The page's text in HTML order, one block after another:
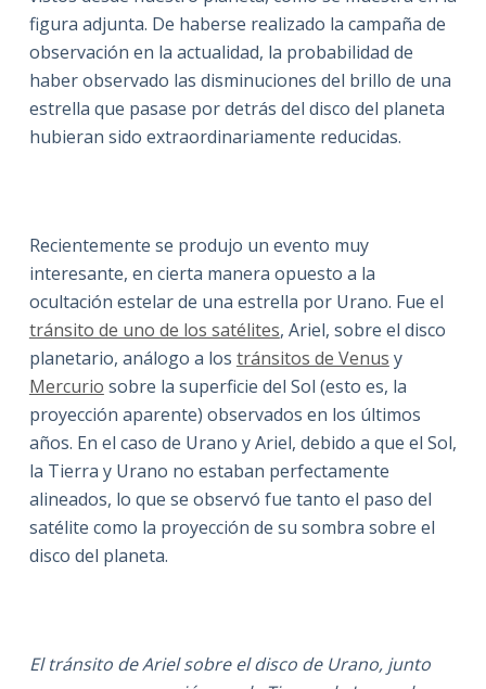
figura adjunta. De haberse realizado la campaña de
observación en la actualidad, la probabilidad de
haber observado las disminuciones del brillo de una
estrella que pasase por detrás del disco del planeta
hubieran sido extraordinariamente reducidas.
Recientemente se produjo un evento muy
interesante, en cierta manera opuesto a la
ocultación estelar de una estrella por Urano. Fue el
tránsito de uno de los satélites, Ariel, sobre el disco
planetario, análogo a los tránsitos de Venus y
Mercurio sobre la superficie del Sol (esto es, la
proyección aparente) observados en los últimos
años. En el caso de Urano y Ariel, debido a que el Sol,
la Tierra y Urano no estaban perfectamente
alineados, lo que se observó fue tanto el paso del
satélite como la proyección de su sombra sobre el
disco del planeta.
El tránsito de Ariel sobre el disco de Urano, junto